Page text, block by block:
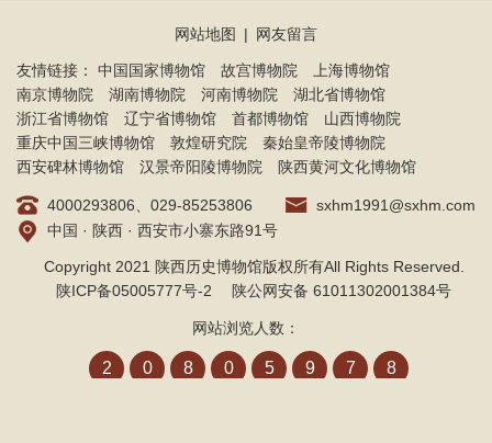
网站地图 | 网友留言
友情链接： 中国国家博物馆 故宫博物院
上海博物馆
南京博物院
湖南博物院 河南博物院
湖北省博物馆
浙江省博物馆
辽宁省博物馆 首都博物馆
山西博物院
重庆中国三峡博物馆
敦煌研究院
秦始皇帝陵博物院
西安碑林博物馆
汉景帝阳陵博物院 陕西黄河文化博物馆
4000293806、029-85253806
sxhm1991@sxhm.com
中国 · 陕西 · 西安市小寨东路91号
Copyright 2021 陕西历史博物馆版权所有All Rights Reserved.
陕ICP备05005777号-2
陕公网安备 61011302001384号
网站浏览人数：
2 0 8 0 5 9 7 8